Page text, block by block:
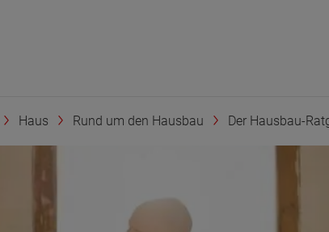
Haus Rund um den Hausbau Der Hausbau-